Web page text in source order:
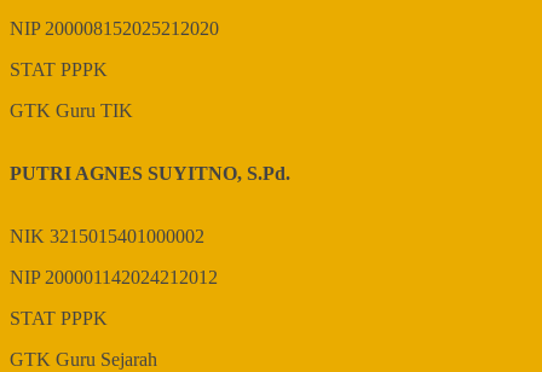
NIP200008152025212020
STAT PPPK
GTK Guru TIK
PUTRI AGNES SUYITNO, S.Pd.
NIK 3215015401000002
NIP200001142024212012
STAT PPPK
GTK Guru Sejarah